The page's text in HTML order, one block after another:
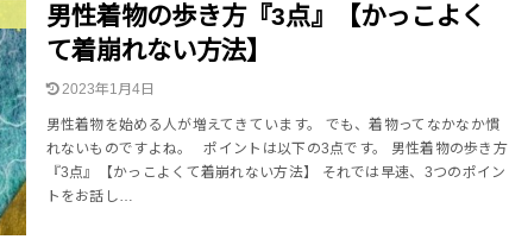
男性着物の歩き方『3点』【かっこよく
て着崩れない方法】
2023年1月4日
男性着物を始める人が増えてきています。 でも、着物ってなかなか慣
れないものですよね。 ポイントは以下の3点です。 男性着物の歩き方
『3点』【かっこよくて着崩れない方法】 それでは早速、3つのポイン
トをお話し…